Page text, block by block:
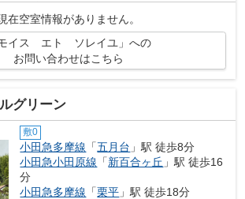
在空室情報がありません。
モイス エト ソレイユ」への
お問い合わせはこちら
グリーン
敷0
小田急多摩線 「五月台 」駅 徒歩8分
小田急小田原線 「新百合ヶ丘 」駅 徒歩16
分
小田急多摩線 「栗平 」駅 徒歩18分